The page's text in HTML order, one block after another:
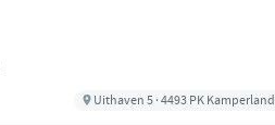
Uithaven 5 · 4493 PK Kamperland